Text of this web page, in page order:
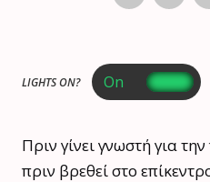
LIGHTS ON?
Πριν γίνει γνωστή για
πριν βρεθεί στο